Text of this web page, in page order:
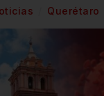
Querétaro